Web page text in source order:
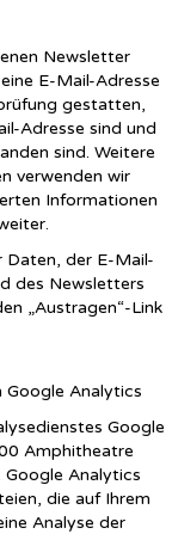
Newsletter
E-Mail-Adresse
gestatten,
Adresse sind und
sind. Weitere
verwenden wir
Informationen
Daten, der E-Mail-
des Newsletters
„Austragen“-Link
Google Analytics
Google
Amphitheatre
Analytics
die auf Ihrem
Analyse der